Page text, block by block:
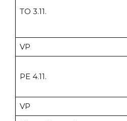
TO 3.11.
VP
PE 4.11.
VP